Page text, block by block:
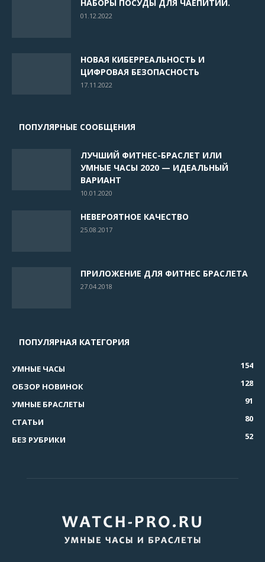
НАБОРЫ ПОСУДЫ ДЛЯ ЧАЕПИТИЙ.
01.12.2022
НОВАЯ КИБЕРРЕАЛЬНОСТЬ И
ЦИФРОВАЯ БЕЗОПАСНОСТЬ
17.11.2022
ПОПУЛЯРНЫЕ СООБЩЕНИЯ
ЛУЧШИЙ ФИТНЕС-БРАСЛЕТ ИЛИ
УМНЫЕ ЧАСЫ 2020 — ИДЕАЛЬНЫЙ
ВАРИАНТ
10.01.2020
НЕВЕРОЯТНОЕ КАЧЕСТВО
25.08.2017
ПРИЛОЖЕНИЕ ДЛЯ ФИТНЕС БРАСЛЕТА
27.04.2018
ПОПУЛЯРНАЯ КАТЕГОРИЯ
УМНЫЕ ЧАСЫ
154
ОБЗОР НОВИНОК
128
УМНЫЕ БРАСЛЕТЫ
91
СТАТЬИ
80
БЕЗ РУБРИКИ
52